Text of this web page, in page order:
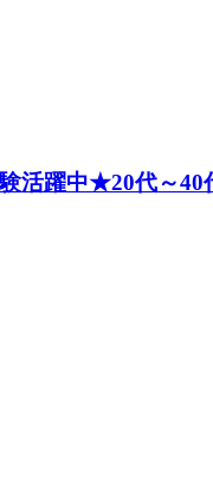
活躍中★20代～40